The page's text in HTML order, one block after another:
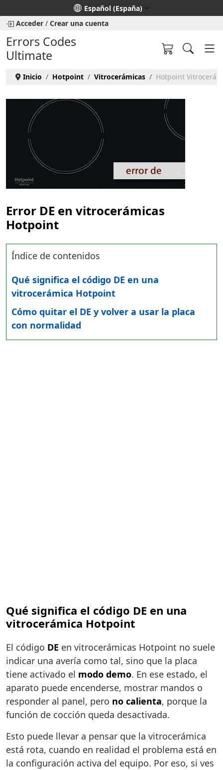
Seleccione su idioma
Español (España)
Acceder / Crear una cuenta
Errors Codes
Ultimate
Inicio Hotpoint Vitrocerámicas Hotpoint
Error DE en vitrocerámicas
Hotpoint
Índice de contenidos
Qué significa el código DE en una
vitrocerámica Hotpoint
Cómo quitar el DE y volver a usar la placa
con normalidad
Qué significa el código DE en una
vitrocerámica Hotpoint
El código DE en vitrocerámicas Hotpoint no suele
indicar una avería como tal, sino que la placa
tiene activado el modo demo. En ese estado, el
aparato puede encenderse, mostrar mandos o
responder al panel, pero no calienta, porque la
función de cocción queda desactivada.
Esto puede llevar a pensar que la vitrocerámica
está rota, cuando en realidad el problema está en
la configuración activa del equipo. Por eso, si ves